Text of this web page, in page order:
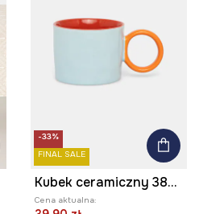
-33%
FINAL SALE
Kubek ceramiczny 380 ml
Cena aktualna: